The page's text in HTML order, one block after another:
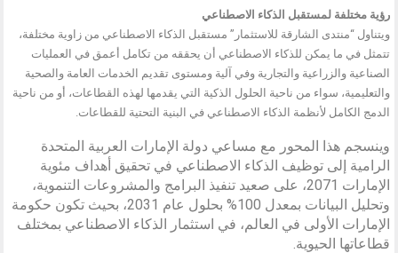
رؤية مختلفة لمستقبل الذكاء الاصطناعي
ويتناول “منتدى الشارقة للاستثمار” مستقبل الذكاء الاصطناعي من زاوية مختلفة،
تتمثل في ما يمكن للذكاء الاصطناعي أن يحققه من تكامل أعمق في العمليات
الصناعية والزراعية والتجارية وفي آلية ومستوى تقديم الخدمات العامة والصحية
والتعليمية، سواء من ناحية الحلول الذكية التي يقدمها لهذه القطاعات، أو من ناحية
الدمج الكامل لأنظمة الذكاء الاصطناعي في البنية التحتية للقطاعات.
وينسجم هذا المحور مع مساعي دولة الإمارات العربية المتحدة
الرامية إلى توظيف الذكاء الاصطناعي في تحقيق أهداف مئوية
الإمارات 2071، على صعيد تنفيذ البرامج والمشروعات التنموية،
وتحليل البيانات بمعدل 100% بحلول عام 2031، بحيث تكون حكومة
الإمارات الأولى في العالم، في استثمار الذكاء الاصطناعي بمختلف
قطاعاتها الحيوية.